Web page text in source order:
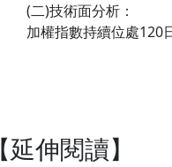
(二)技術面分析：
加權指數持續位處120
【延伸閱讀】